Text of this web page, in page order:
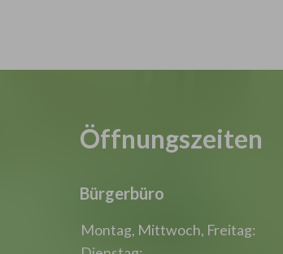
Öffnungszeiten
Bürgerbüro
Montag, Mittwoch, Freitag: